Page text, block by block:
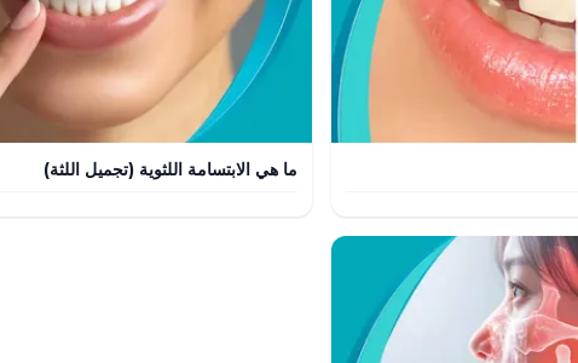
ما هي الابتسامة اللثوية (تجميل اللثة)